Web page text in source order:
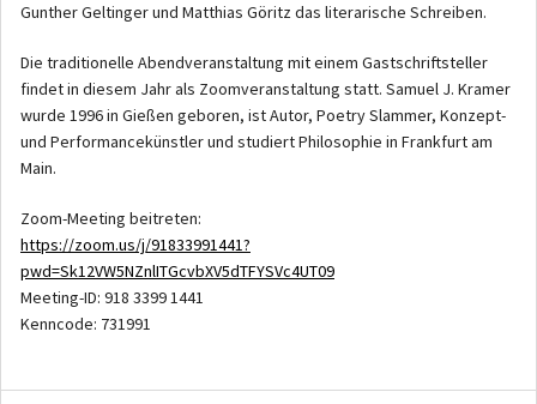
Gunther Geltinger und Matthias Göritz das literarische Schreiben.
Die traditionelle Abendveranstaltung mit einem Gastschriftsteller
findet in diesem Jahr als Zoomveranstaltung statt. Samuel J. Kramer
wurde 1996 in Gießen geboren, ist Autor, Poetry Slammer, Konzept-
und Performancekünstler und studiert Philosophie in Frankfurt am
Main.
Zoom-Meeting beitreten:
https://zoom.us/j/91833991441?
pwd=Sk12VW5NZnlITGcvbXV5dTFYSVc4UT09
Meeting-ID: 918 3399 1441
Kenncode: 731991